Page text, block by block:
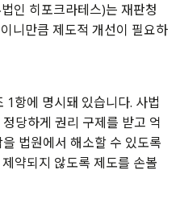
인 히포크라테스)는 재판청
니만큼 제도적 개선이 필요하
1항에 명시돼 있습니다. 사법
당하게 권리 구제를 받고 억
법원에서 해소할 수 있도록
약되지 않도록 제도를 손볼